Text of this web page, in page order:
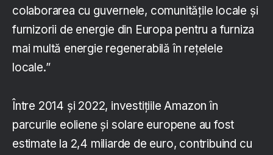
colaborarea cu guvernele, comunitățile locale și
furnizorii de energie din Europa pentru a furniza
mai multă energie regenerabilă în rețelele
locale.”
Între 2014 și 2022, investițiile Amazon în
parcurile eoliene și solare europene au fost
estimate la 2,4 miliarde de euro, contribuind cu